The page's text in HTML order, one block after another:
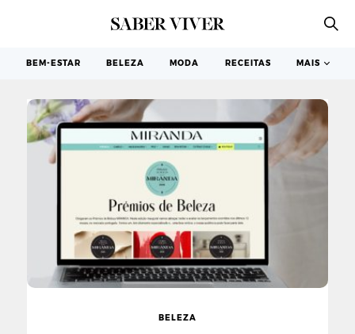
BEM-ESTAR BELEZA MODA RECEITAS MAIS
CORPO
BELEZA